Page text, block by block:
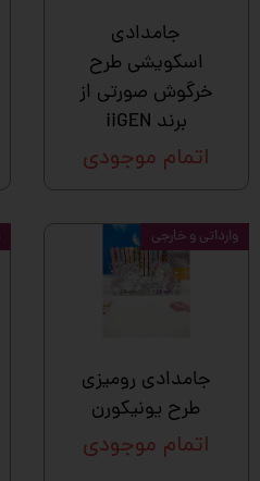
جامدادی
اسکویشی طرح
خرگوش صورتی از
برند iiGEN
اتمام موجودی
جامدادی رومیزی
طرح یونیکورن
اتمام موجودی
وارداتی و خارجی